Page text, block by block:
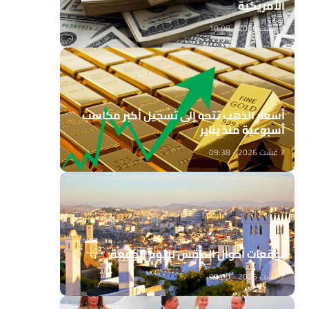
الأمريكية
7 غشت 2026 - 10:08
أسعار الذهب تتجه إلى تسجيل أكبر مكاسب
أسبوعية منذ يناير
7 غشت 2026 - 09:38
توقعات أحوال الطقس لليوم الجمعة
7 غشت 2026 - 09:00